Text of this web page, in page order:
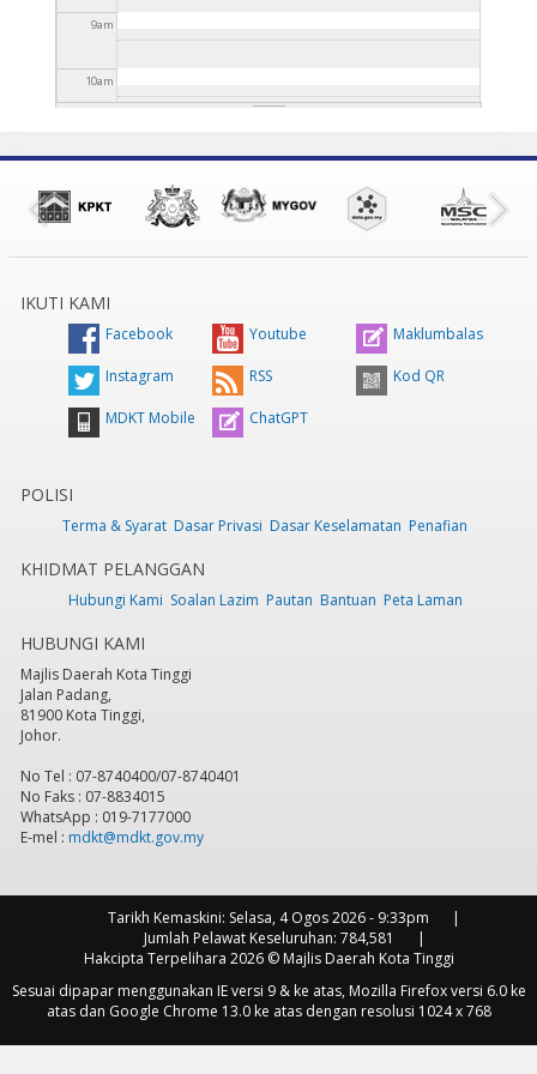
9am
10am
2pm
3pm
pm
6pm
8 pm
9 pm
11pm
IKUTI KAMI
Facebook Youtube Maklumbalas
Instagram RSS Kod QR
MDKT Mobile ChatGPT
POLISI
Terma & Syarat Dasar Privasi Dasar Keselamatan Penafian
KHIDMAT PELANGGAN
Hubungi Kami Soalan Lazim Pautan Bantuan Peta Laman
HUBUNGI KAMI
Majlis Daerah Kota Tinggi
Jalan Padang,
81900 Kota Tinggi,
Johor.
No Tel : 07-8740400/07-8740401
No Faks : 07-8834015
WhatsApp : 019-7177000
E-mel : mdkt@mdkt.gov.my
Tarikh Kemaskini: Selasa, 4 Ogos 2026 - 9:33pm
Jumlah Pelawat Keseluruhan: 784,581
Hakcipta Terpelihara 2026 © Majlis Daerah Kota Tinggi
Sesuai dipapar menggunakan IE versi 9 & ke atas, Mozilla Firefox versi 6.0 ke
atas dan Google Chrome 13.0 ke atas dengan resolusi 1024 x 768